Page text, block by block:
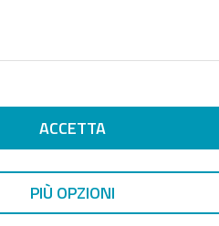
ACCETTA
PIÙ OPZIONI